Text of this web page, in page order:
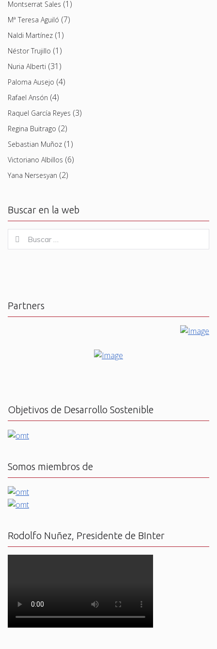
Montserrat Sales (1)
Mª Teresa Aguiló (7)
Naldi Martínez (1)
Néstor Trujillo (1)
Nuria Alberti (31)
Paloma Ausejo (4)
Rafael Ansón (4)
Raquel García Reyes (3)
Regina Buitrago (2)
Sebastian Muñoz (1)
Victoriano Albillos (6)
Yana Nersesyan (2)
Buscar en la web
for:
Buscar
Partners
Objetivos de Desarrollo Sostenible
Somos miembros de
Rodolfo Nuñez, Presidente de BInter